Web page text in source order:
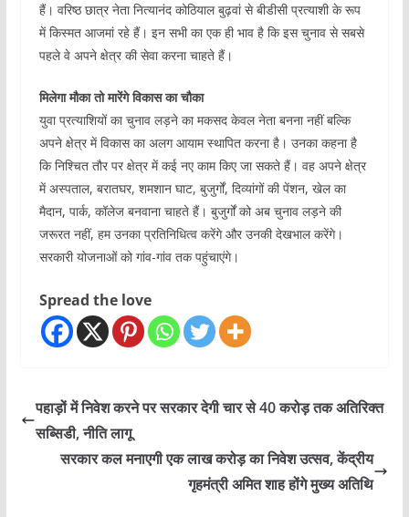
हैं। वरिष्ठ छात्र नेता नित्यानंद कोठियाल बुढ़वां से बीडीसी प्रत्याशी के रूप
में किस्मत आजमां रहे हैं। इन सभी का एक ही भाव है कि इस चुनाव से सबसे
पहले वे अपने क्षेत्र की सेवा करना चाहते हैं।
मिलेगा मौका तो मारेंगे विकास का चौका
युवा प्रत्याशियों का चुनाव लड़ने का मकसद केवल नेता बनना नहीं बल्कि
अपने क्षेत्र में विकास का अलग आयाम स्थापित करना है। उनका कहना है
कि निश्चित तौर पर क्षेत्र में कई नए काम किए जा सकते हैं। वह अपने क्षेत्र
में अस्पताल, बरातघर, शमशान घाट, बुजुर्गों, दिव्यांगों की पेंशन, खेल का
मैदान, पार्क, कॉलेज बनवाना चाहते हैं। बुजुर्गों को अब चुनाव लड़ने की
जरूरत नहीं, हम उनका प्रतिनिधित्व करेंगे और उनकी देखभाल करेंगे।
सरकारी योजनाओं को गांव-गांव तक पहुंचाएंगे।
Spread the love
पहाड़ों में निवेश करने पर सरकार देगी चार से 40 करोड़ तक अतिरिक्त
सब्सिडी, नीति लागू
सरकार कल मनाएगी एक लाख करोड़ का निवेश उत्सव, केंद्रीय
गृहमंत्री अमित शाह होंगे मुख्य अतिथि